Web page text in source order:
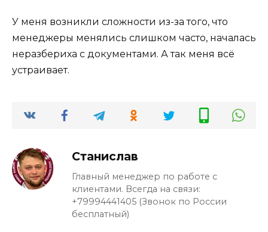
У меня возникли сложности из-за того, что
менеджеры менялись слишком часто, началась
неразбериха с документами. А так меня всё
устраивает.
Станислав
Главный менеджер по работе с
клиентами. Всегда на связи:
+79994441405 (Звонок по России
бесплатный)